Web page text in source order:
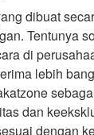
dibuat
Tentunya
di
lebih
dan
dengan